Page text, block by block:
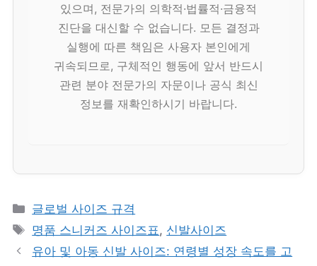
있으며, 전문가의 의학적·법률적·금융적
진단을 대신할 수 없습니다. 모든 결정과
실행에 따른 책임은 사용자 본인에게
귀속되므로, 구체적인 행동에 앞서 반드시
관련 분야 전문가의 자문이나 공식 최신
정보를 재확인하시기 바랍니다.
카
테
고
리
글로벌 사이즈 규격
태
그
명품 스니커즈 사이즈표 , 신발사이즈
유아 및 아동 신발 사이즈: 연령별 성장 속도를 고